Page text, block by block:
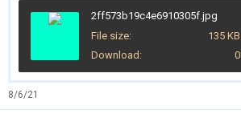
2ff573b19c4e6910305f.jpg
File size
135 KB
Download
0
8/6/21